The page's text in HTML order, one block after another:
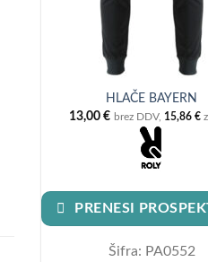
HLAČE BAYERN
13,00€ brez DDV, 15,86€
PRENESI
Šifra: PA0552